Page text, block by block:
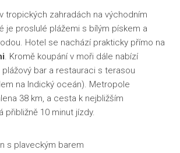
tropických zahradách na východním
je proslulé plážemi s bílým pískem a
Hotel se nachází prakticky přímo na
. Kromě koupání v moři dále nabízí
plážový bar a restauraci s terasou
na Indický oceán). Metropole
38 km, a cesta k nejbližším
přibližně 10 minut jízdy.
s plaveckým barem